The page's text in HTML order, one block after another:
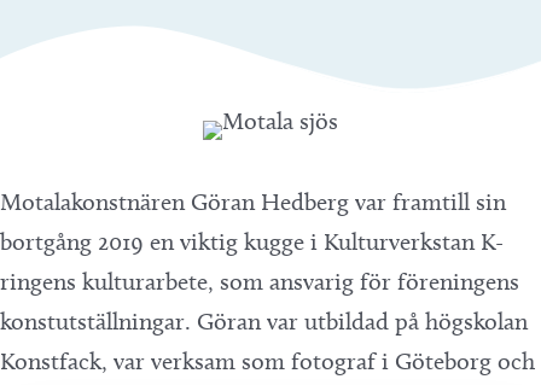
Motalakonstnären Göran Hedberg var framtill sin
bortgång 2019 en viktig kugge i Kulturverkstan K-
ringens kulturarbete, som ansvarig för föreningens
konstutställningar. Göran var utbildad på högskolan
Konstfack, var verksam som fotograf i Göteborg och